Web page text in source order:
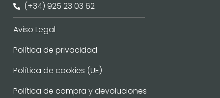
(+34) 925 23 03 62
Aviso Legal
Política de privacidad
Política de cookies (UE)
Política de compra y devoluciones